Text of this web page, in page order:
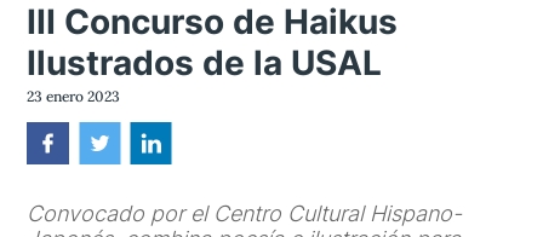
Lo último de la
Premio de
III Concurso de Haikus
Ilustrados de la USAL
23 enero 2023
Convocado por el Centro Cultural Hispano-